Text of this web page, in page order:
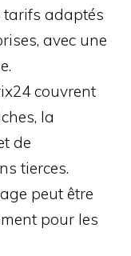
tarifs adaptés
avec une
couvrent
la
de
tierces.
peut être
pour les